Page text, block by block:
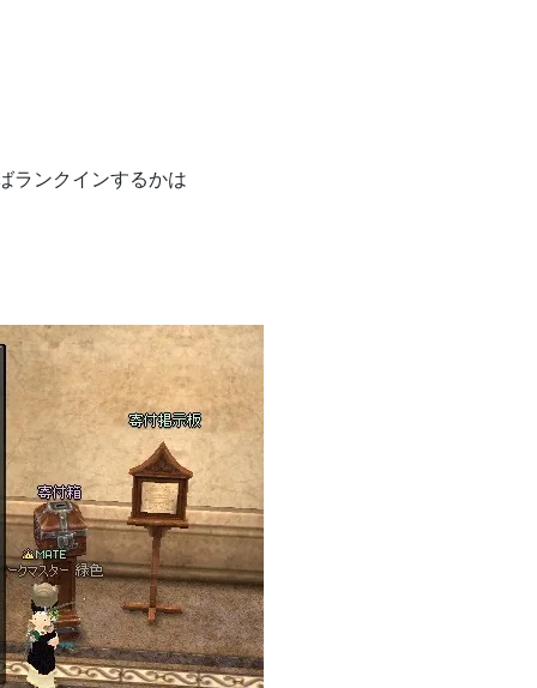
ランクインするかは